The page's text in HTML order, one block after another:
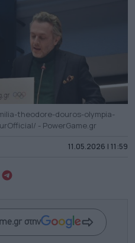
theodore-douros-olympia-
- PowerGame.gr
11.05.2026 | 11:59
στην